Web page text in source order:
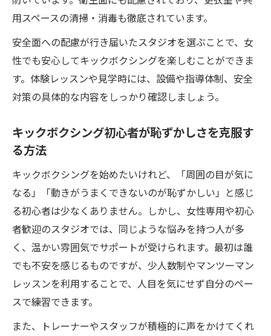
用スペースの清掃・消毒も徹底されています。
安全面への配慮が行き届いたスタジオを選ぶことで、女
性でも安心してキックボクシングを楽しむことができま
す。体験レッスンや見学時には、設備や指導体制、安全
対策の具体的な内容をしっかり確認しましょう。
キックボクシング初心者が恥ずかしさを克服す
る方法
キックボクシングを始めたいけれど、「周囲の目が気に
なる」「動きがうまくできないのが恥ずかしい」と感じ
る初心者は少なくありません。しかし、女性専用や初心
者歓迎のスタジオでは、同じような悩みを持つ人が多
く、温かい雰囲気でサポートが受けられます。最初は誰
でも不安を感じるものですが、少人数制やマンツーマン
レッスンを利用することで、人目を気にせず自分のペー
スで練習できます。
また、トレーナーやスタッフが積極的に声をかけてくれ